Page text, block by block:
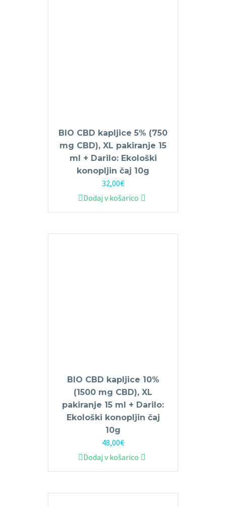
BIO CBD kapljice 5% (750
mg CBD), XL pakiranje 15
ml + Darilo: Ekološki
konopljin čaj 10g
32,00€
Dodaj v košarico
BIO CBD kapljice 10%
(1500 mg CBD), XL
pakiranje 15 ml + Darilo:
Ekološki konopljin čaj
10g
48,00€
Dodaj v košarico